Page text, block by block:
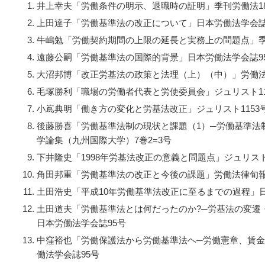
井上幸夫「労働条件の明示、退職時の証明」季刊労働法
上田達子「労働基準法の改正について」日本労働法学会
牛嶋勉「労働契約期間の上限の延長と実務上の問題点」
遠藤公嗣「労働基準法の国際的背景」日本労働法学会誌
大沼邦博「改正労基法の政策と法理（上）（中）」労働
毛塚勝利「職場の労働者代表と労使委員会」ジュリスト
小嶌典明「働き方の変化と労基法改正」ジュリスト1153
後藤勝喜「労働基準法制の現状と課題（1）─労働基準
学論集（九州国際大学）7巻2=3号
下井隆史「1998年労基法改正の意義と問題点」ジュリス
角田邦重「労働基準法の改正と今後の課題」労働法律旬
土田浩史「平成10年労働基準法改正に至るまでの過程」
土田道夫「労働基準法とは何だったのか?─労基法の変
日本労働法学会誌95号
中窪裕也「労働保護法から労働基準法ヘ─労働憲章、賃
働法学会誌95号